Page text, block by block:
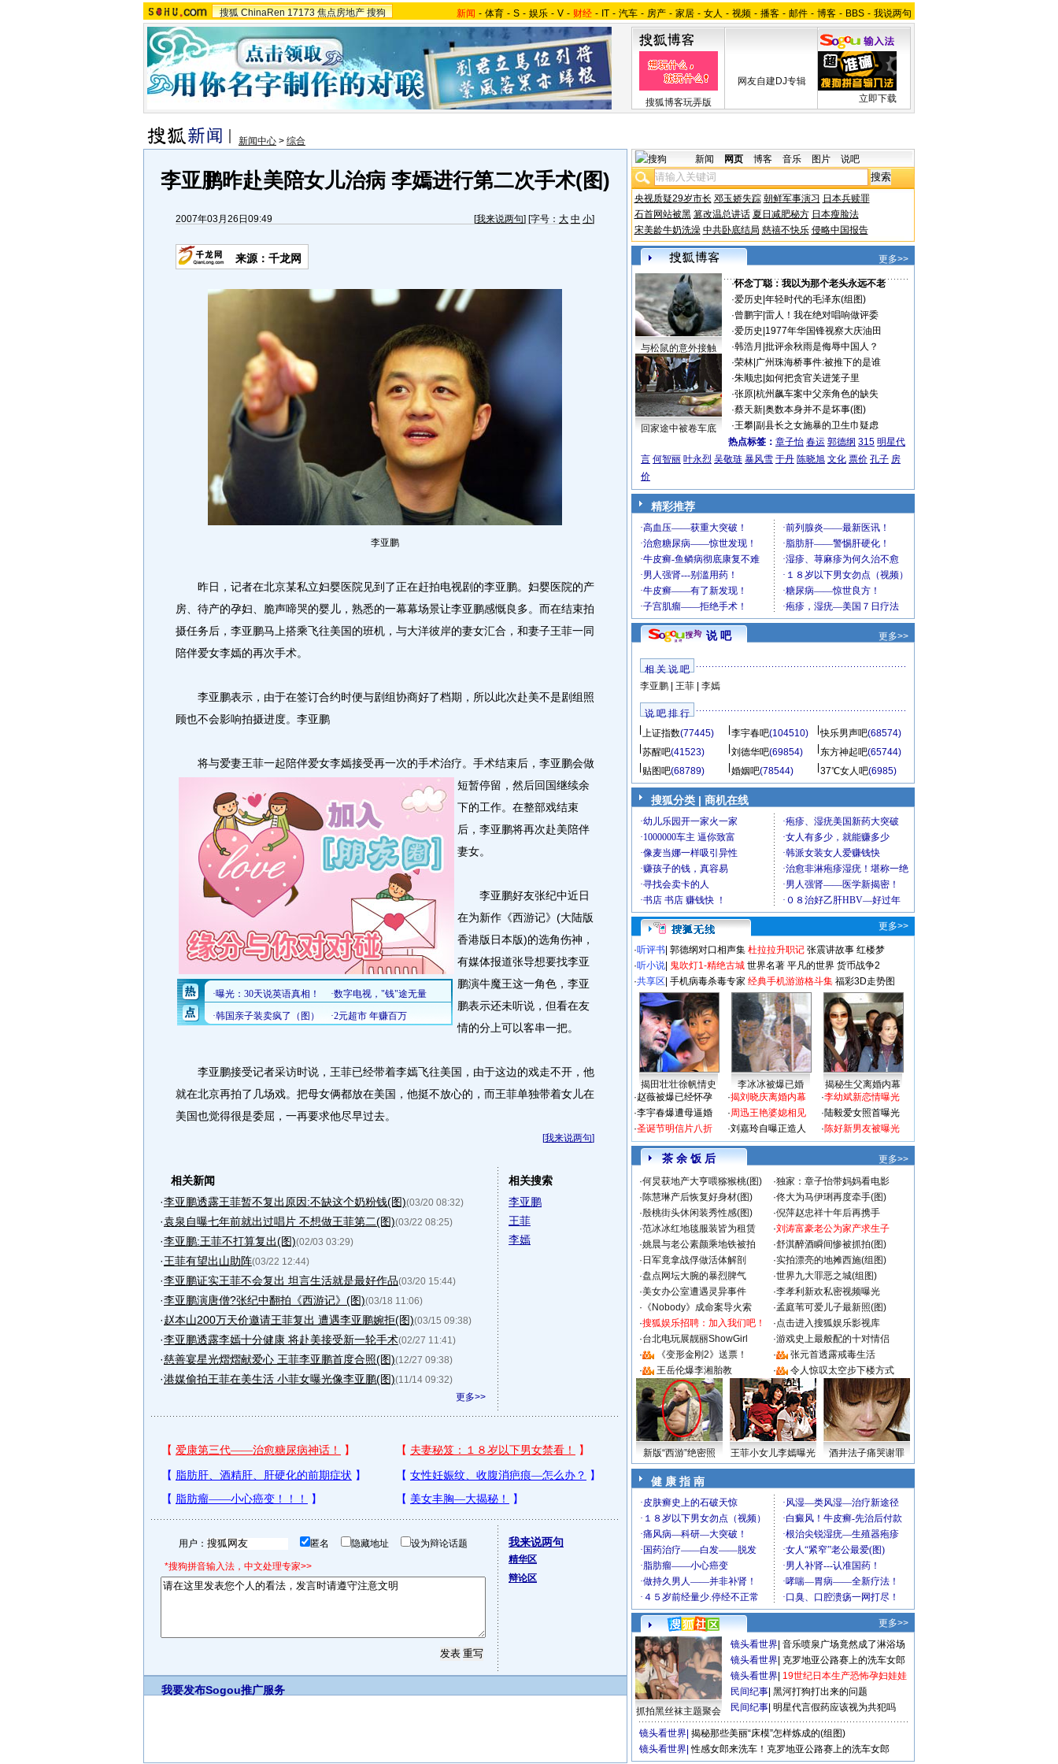
搜狐 ChinaRen 17173 焦点房地产 搜狗 新闻 - 体育 - S - 娱乐 - V - 财经 - IT - 汽车 - 房产 - 家居 - 女人 - 视频 - 播客 - 邮件 - 博客 - BBS - 我说两句
搜狐博客玩弄版
网友自建DJ专辑
立即下载
新闻中心 > 综合
李亚鹏昨赴美陪女儿治病 李嫣进行第二次手术(图)
2007年03月26日09:49 [我来说两句] [字号： 大 中 小]
来源：千龙网
李亚鹏
昨日，记者在北京某私立妇婴医院见到了正在赶拍电视剧的李亚鹏。妇婴医院的产
房、待产的孕妇、脆声啼哭的婴儿，熟悉的一幕幕场景让李亚鹏感慨良多。而在结束拍
摄任务后，李亚鹏马上搭乘飞往美国的班机，与大洋彼岸的妻女汇合，和妻子王菲一同
陪伴爱女李嫣的再次手术。
李亚鹏表示，由于在签订合约时便与剧组协商好了档期，所以此次赴美不是剧组照
顾也不会影响拍摄进度。李亚鹏
将与爱妻王菲一起陪伴爱女李嫣接受再一次的手术治疗。 手术结束后，李亚鹏会做
短暂停留，然后回国继续余
下的工作。在整部戏结束
后，李亚鹏将再次赴美陪伴
妻女。
李亚鹏好友张纪中近日
在为新作《西游记》(大陆版
香港版日本版)的选角伤神，
有媒体报道张导想要找李亚
鹏演牛魔王这一角色，李亚
鹏表示还未听说，但看在友
情的分上可以客串一把。
李亚鹏接受记者采访时说，王菲已经带着李嫣飞往美国，由于这边的戏走不开，他
就在北京再拍了几场戏。把母女俩都放在美国，他挺不放心的，而王菲单独带着女儿在
美国也觉得很是委屈，一再要求他尽早过去。
[我来说两句]
相关新闻
·李亚鹏透露王菲暂不复出原因:不缺这个奶粉钱(图)(03/20 08:32)
·袁泉自曝七年前就出过唱片 不想做王菲第二(图)(03/22 08:25)
·李亚鹏:王菲不打算复出(图)(02/03 03:29)
·王菲有望出山助阵(03/22 12:44)
·李亚鹏证实王菲不会复出 坦言生活就是最好作品(03/20 15:44)
·李亚鹏演唐僧?张纪中翻拍《西游记》(图)(03/18 11:06)
·赵本山200万天价邀请王菲复出 遭遇李亚鹏婉拒(图)(03/15 09:38)
·李亚鹏透露李嫣十分健康 将赴美接受新一轮手术(02/27 11:41)
·慈善宴星光熠熠献爱心 王菲李亚鹏首度合照(图)(12/27 09:38)
·港媒偷拍王菲在美生活 小菲女曝光像李亚鹏(图)(11/14 09:32)
更多>>
相关搜索
李亚鹏
王菲
李嫣
用户： 匿名 隐藏地址 设为辩论话题
*搜狗拼音输入法，中文处理专家>>
我来说两句
精华区
辩论区
我要发布Sogou推广服务
新闻 网页 博客 音乐 图片 说吧
央视质疑29岁市长 邓玉娇失踪 朝鲜军事演习 日本兵赎罪
石首网站被黑 篡改温总讲话 夏日减肥秘方 日本瘦脸法
宋美龄牛奶洗澡 中共卧底结局 慈禧不快乐 侵略中国报告
更多>>
与松鼠的意外接触
回家途中被卷车底
·怀念丁聪：我以为那个老头永远不老
·爱历史 年轻时代的毛泽东(组图)
·曾鹏宇| 雷人！我在绝对唱响做评委
·爱历史 1977年华国锋视察大庆油田
·韩浩月 批评余秋雨是侮辱中国人？
·荣林| 广州珠海桥事件:被推下的是谁
·朱顺忠 如何把贪官关进笼子里
·张原| 杭州飙车案中父亲角色的缺失
·蔡天新| 奥数本身并不是坏事(图)
·王攀| 副县长之女施暴的卫生巾疑虑
热点标签： 章子怡 春运 郭德纲 315 明星代
言 何智丽 叶永烈 吴敬琏 暴风雪 于丹 陈晓旭 文化 票价 孔子 房
价
精彩推荐
说 吧 更多>>
相 关 说 吧
李亚鹏| 王菲| 李嫣
说 吧 排 行
上证指数(77445) 李宇春吧(104510) 快乐男声吧(68574)
苏醒吧(41523) 刘德华吧(69854) 东方神起吧(65744)
贴图吧(68789) 婚姻吧(78544) 37℃女人吧(6985)
搜狐分类 | 商机在线
更多>>
·听评书 郭德纲对口相声集 杜拉拉升职记 张震讲故事 红楼梦
·听小说 鬼吹灯1-精绝古城 世界名著 平凡的世界 货币战争2
·共享区 手机病毒杀毒专家 经典手机游游格斗集 福彩3D走势图
揭田壮壮徐帆情史 李冰冰被爆已婚
揭秘生父离婚内幕
·赵薇被爆已经怀孕
·李宇春爆遭母逼婚
·圣诞节明信片八折
·揭刘晓庆离婚内幕
·周迅王艳婆媳相见
·刘嘉玲自曝正造人
·李幼斌新恋情曝光
·陆毅爱女照首曝光
·陈好新男友被曝光
茶 余 饭 后
更多>>
·何炅获地产大亨喂猕猴桃(图) ·独家：章子怡带妈妈看电影
·陈慧琳产后恢复好身材(图) ·佟大为马伊琍再度牵手(图)
·殷桃街头休闲装秀性感(图) ·倪萍赵忠祥十年后再携手
·范冰冰红地毯服装皆为租赁 ·刘涛富豪老公为家产求生子
·姚晨与老公素颜乘地铁被拍 ·舒淇醉酒瞬间惨被抓拍(图)
· 日军竟拿战俘做活体解剖 ·实拍漂亮的地摊西施(组图)
·盘点网坛大腕的暴烈脾气 ·世界九大罪恶之城(组图)
·美女办公室遭遇灵异事件 ·李孝利新欢私密视频曝光
· 《Nobody》成命案导火索 ·孟庭苇可爱儿子最新照(图)
·搜狐娱乐招聘：加入我们吧！ ·点击进入搜狐娱乐影视库
·台北电玩展靓丽ShowGirl ·游戏史上最般配的十对情侣
·
《变形金刚2》送票！ ·
张元首透露戒毒生活
·
王岳伦爆李湘胎教 · 令人惊叹太空步下楼方式
新版“西游”绝密照 王菲小女儿李嫣曝光 酒井法子痛哭谢罪
健 康 指 南
更多>>
抓拍黑丝袜主题聚会
镜头看世界 音乐喷泉广场竟然成了淋浴场
镜头看世界 克罗地亚公路赛上的洗车女郎
镜头看世界 19世纪日本生产恐怖孕妇娃娃
民间纪事 黑河打狗打出来的问题
民间纪事 明星代言假药应该视为共犯吗
镜头看世界 揭秘那些美丽“床模”怎样炼成的(组图)
镜头看世界 性感女郎来洗车！克罗地亚公路赛上的洗车女郎